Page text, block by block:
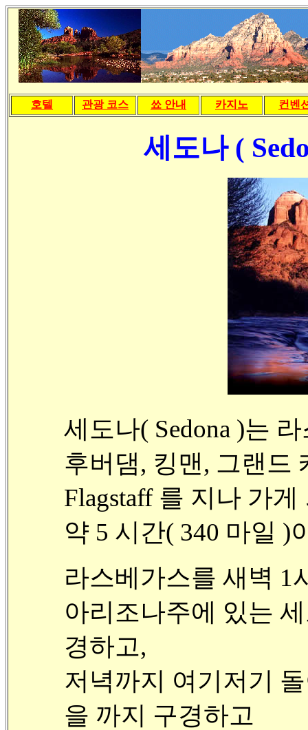
호텔 관광 코스 쑈 안내 카지노 컨벤
세도나 (
세도나( Sedona )는
후버댐, 킹맨, 그랜드
Flagstaff 를 지나 가게
약 5 시간( 340 마일 )
라스베가스를 새벽 1
아리조나주에 있는
경하고,
저녁까지 여기저기
을 까지 구경하고